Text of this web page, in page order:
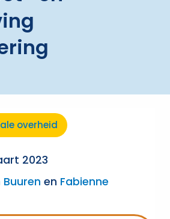
overheid
2023
Buuren en Fabienne